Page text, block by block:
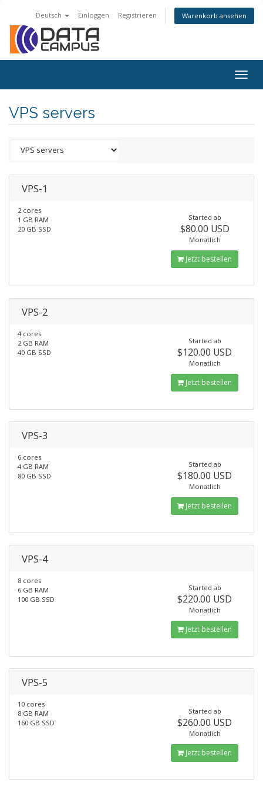
Deutsch Einloggen Registrieren Warenkorb ansehen
VPS servers
VPS-1
2 cores
1 GB RAM
20 GB SSD
Started ab
$80.00 USD
Monatlich
Jetzt bestellen
VPS-2
4 cores
2 GB RAM
40 GB SSD
Started ab
$120.00 USD
Monatlich
Jetzt bestellen
VPS-3
6 cores
4 GB RAM
80 GB SSD
Started ab
$180.00 USD
Monatlich
Jetzt bestellen
VPS-4
8 cores
6 GB RAM
100 GB SSD
Started ab
$220.00 USD
Monatlich
Jetzt bestellen
VPS-5
10 cores
8 GB RAM
160 GB SSD
Started ab
$260.00 USD
Monatlich
Jetzt bestellen